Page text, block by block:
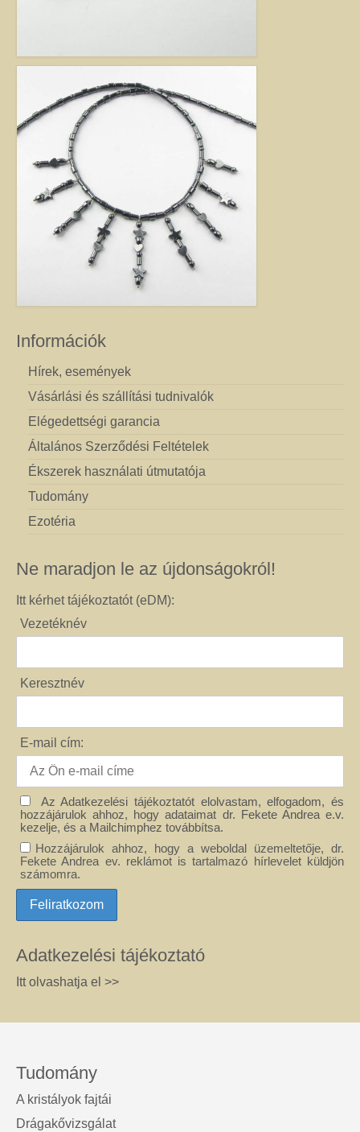
Virág ékszer
A szobai növények, kaktuszok a lakás díszei, de sajnos nem vagy csak ritkán
virágoznak.Biztosan Ön is szép kaspóba vagy díszes tartóba teszi őket, de
ennél többet is tehet értük. A kézműves Virág ékszerekkel színesebbé és
egyedibbé varázsolhatja virágait. Ezeket a díszeket ásvány, féldrágakő,
kristály felhasználásával, dróthajlításos technikával készítettem, és
garantáltan nincs két egyforma közöttük. Ha cserepes növényt ajándékoz
ismerősének, személyesebbé teheti Virág ékszerrel.
Információk
Hírek, események
Vásárlási és szállítási tudnivalók
Elégedettségi garancia
Általános Szerződési Feltételek
Ékszerek használati útmutatója
Tudomány
Ezotéria
Ne maradjon le az újdonságokról!
Itt kérhet tájékoztatót (eDM):
Vezetéknév
Keresztnév
E-mail cím:
Az Adatkezelési tájékoztatót elolvastam, elfogadom, és
hozzájárulok ahhoz, hogy adataimat dr. Fekete Andrea e.v.
kezelje, és a Mailchimphez továbbítsa.
Hozzájárulok ahhoz, hogy a weboldal üzemeltetője, dr.
Fekete Andrea ev. reklámot is tartalmazó hírlevelet küldjön
számomra.
Adatkezelési tájékoztató
Itt olvashatja el >>
Tudomány
A kristályok fajtái
Drágakővizsgálat